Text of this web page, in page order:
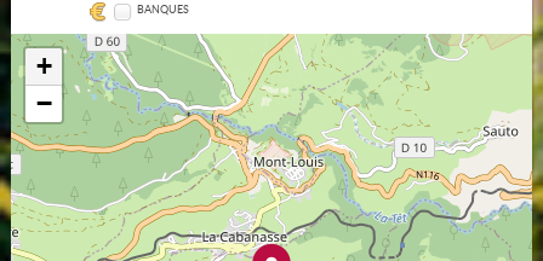
BANQUES
+
−